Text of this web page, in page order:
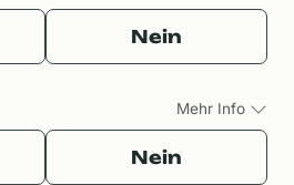
Nein
Mehr Info
Nein